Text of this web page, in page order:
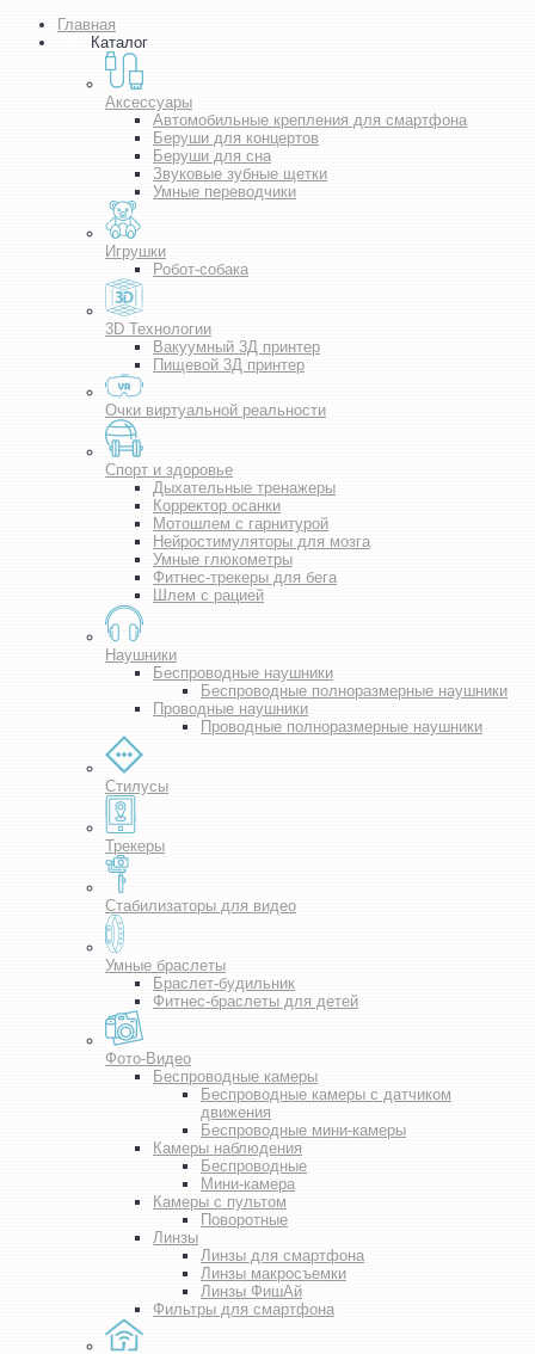
Главная
Каталог
Аксессуары
Автомобильные крепления для смартфона
Беруши для концертов
Беруши для сна
Звуковые зубные щетки
Умные переводчики
Игрушки
Робот-собака
3D Технологии
Вакуумный 3Д принтер
Пищевой 3Д принтер
Очки виртуальной реальности
Спорт и здоровье
Дыхательные тренажеры
Корректор осанки
Мотошлем с гарнитурой
Нейростимуляторы для мозга
Умные глюкометры
Фитнес-трекеры для бега
Шлем с рацией
Наушники
Беспроводные наушники
Беспроводные полноразмерные наушники
Проводные наушники
Проводные полноразмерные наушники
Стилусы
Трекеры
Стабилизаторы для видео
Умные браслеты
Браслет-будильник
Фитнес-браслеты для детей
Фото-Видео
Беспроводные камеры
Беспроводные камеры с датчиком
движения
Беспроводные мини-камеры
Камеры наблюдения
Беспроводные
Мини-камера
Камеры с пультом
Поворотные
Линзы
Линзы для смартфона
Линзы макросъемки
Линзы ФишАй
Фильтры для смартфона